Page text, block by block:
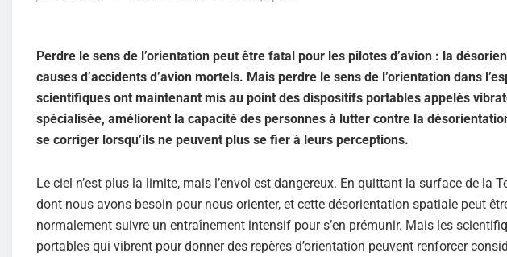
Perdre le sens de l’orientation peut être fatal pour les pilotes d’avion : la
causes d’accidents d’avion mortels. Mais perdre le sens de l’orientation dans
scientifiques ont maintenant mis au point des dispositifs portables appelés
spécialisée, améliorent la capacité des personnes à lutter contre la
se corriger lorsqu’ils ne peuvent plus se fier à leurs perceptions.
Le ciel n’est plus la limite, mais l’envol est dangereux. En quittant la surface de la
dont nous avons besoin pour nous orienter, et cette désorientation spatiale peut
normalement suivre un entraînement intensif pour s’en prémunir. Mais les
portables qui vibrent pour donner des repères d’orientation peuvent renforcer